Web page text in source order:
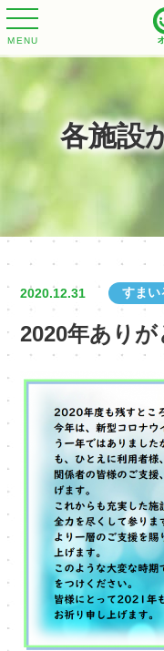
MENU
各施設
2020.12.31 すまい
2020年ありが